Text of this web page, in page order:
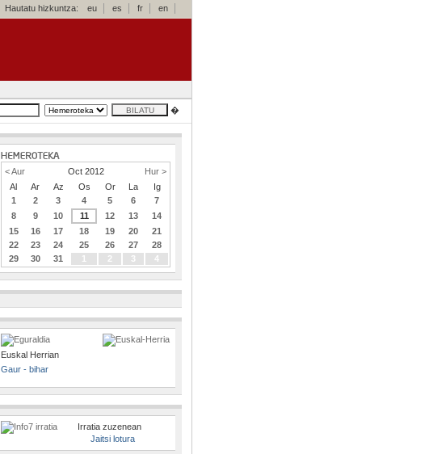
Hautatu hizkuntza: eu es fr en
�
< Aur Oct 2012
Hur >
Al
Ar Az Os Or La
Ig
1
2 3 4 5 6
7
8
9 10 11 12 13
14
15
16 17 18 19 20
21
22
23 24 25 26 27
28
29
30 31 1 2 3 4
Euskal Herrian
Gaur - bihar
Irratia zuzenean
Jaitsi lotura